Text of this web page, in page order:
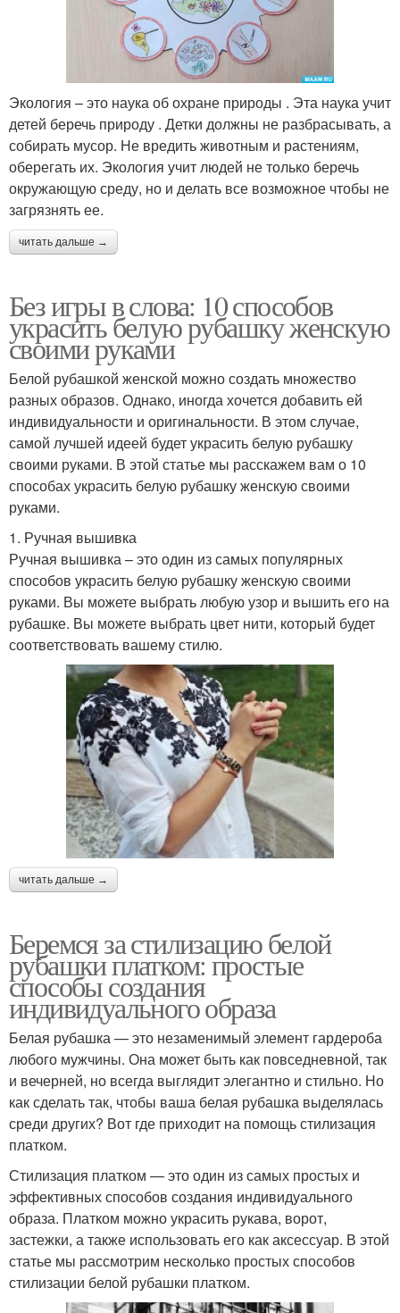
Экология – это наука об охране природы . Эта наука учит
детей беречь природу . Детки должны не разбрасывать, а
собирать мусор. Не вредить животным и растениям,
оберегать их. Экология учит людей не только беречь
окружающую среду, но и делать все возможное чтобы не
загрязнять ее.
читать дальше →
Без игры в слова: 10 способов
украсить белую рубашку женскую
своими руками
Белой рубашкой женской можно создать множество
разных образов. Однако, иногда хочется добавить ей
индивидуальности и оригинальности. В этом случае,
самой лучшей идеей будет украсить белую рубашку
своими руками. В этой статье мы расскажем вам о 10
способах украсить белую рубашку женскую своими
руками.
1. Ручная вышивка
Ручная вышивка – это один из самых популярных
способов украсить белую рубашку женскую своими
руками. Вы можете выбрать любую узор и вышить его на
рубашке. Вы можете выбрать цвет нити, который будет
соответствовать вашему стилю.
читать дальше →
Беремся за стилизацию белой
рубашки платком: простые
способы создания
индивидуального образа
Белая рубашка — это незаменимый элемент гардероба
любого мужчины. Она может быть как повседневной, так
и вечерней, но всегда выглядит элегантно и стильно. Но
как сделать так, чтобы ваша белая рубашка выделялась
среди других? Вот где приходит на помощь стилизация
платком.
Стилизация платком — это один из самых простых и
эффективных способов создания индивидуального
образа. Платком можно украсить рукава, ворот,
застежки, а также использовать его как аксессуар. В этой
статье мы рассмотрим несколько простых способов
стилизации белой рубашки платком.